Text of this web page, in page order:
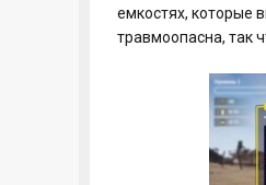
емкостях, которые
травмоопасна, так